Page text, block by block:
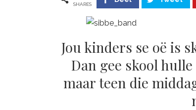
SHARES
Jou kinders se oë is
Dan gee skool
maar teen die